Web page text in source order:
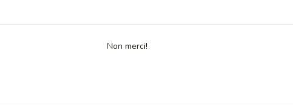
des sièges à Rome, Paris et Shenzhen, et une
est étoffé de plus de 600 projets et a réalisé des
tout en recevant de nombreuses reconnaissances
Non merci!